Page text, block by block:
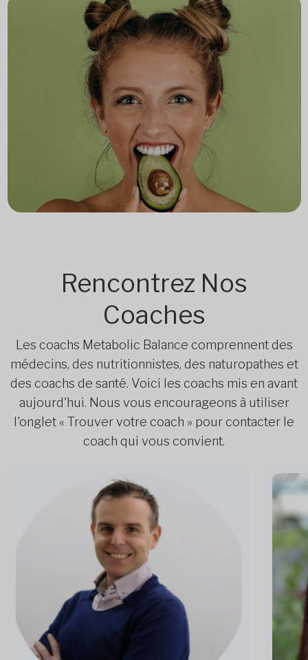
Rencontrez Nos
Coaches
Les coachs Metabolic Balance comprennent des
médecins, des nutritionnistes, des naturopathes et
des coachs de santé. Voici les coachs mis en avant
aujourd'hui. Nous vous encourageons à utiliser
l'onglet « Trouver votre coach » pour contacter le
coach qui vous convient.